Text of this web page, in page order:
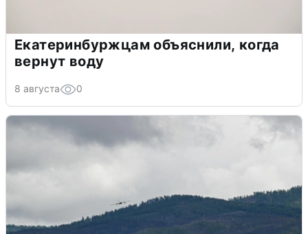
Екатеринбуржцам объяснили, когда
вернут воду
8 августа 0